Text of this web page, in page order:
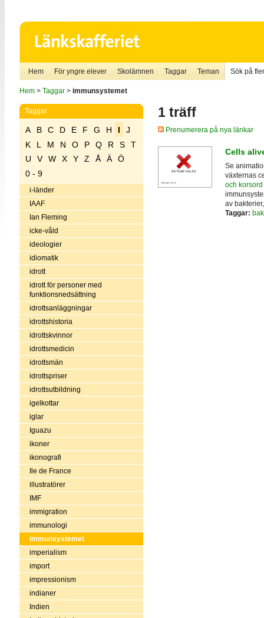
Hem För yngre elever Skolämnen Taggar Teman Sök på
Hem> Taggar> immunsystemet
Taggar
A B C D E F G H I
J
K
L M N O P Q R S
T
U
V W X Y Z Å Ä
Ö
0 - 9
i-länder
IAAF
Ian Fleming
icke-våld
ideologier
idiomatik
idrott
idrott för personer med
funktionsnedsättning
idrottsanläggningar
idrottshistoria
idrottskvinnor
idrottsmedicin
idrottsmän
idrottspriser
idrottsutbildning
igelkottar
iglar
Iguazu
ikoner
ikonografi
Ile de France
illustratörer
IMF
immigration
immunologi
immunsystemet
imperialism
import
impressionism
indianer
Indien
1 träff
Prenumerera på nya länkar
Cells
Se
växternas
och korsord
av
Taggar: